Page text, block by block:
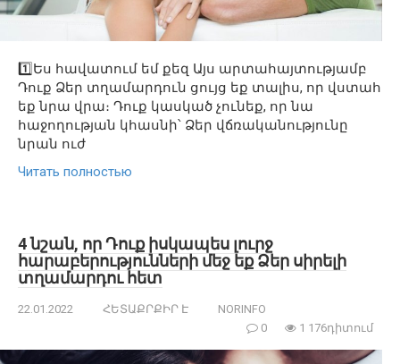
1️⃣Ես հավատում եմ քեզ Այս արտահայտությամբ
Դուք Ձեր տղամարդուն ցույց եք տալիս, որ վստահ
եք նրա վրա։ Դուք կասկած չունեք, որ նա
հաջողության կհասնի՝ Ձեր վճռականությունը
նրան ուժ
Читать полностью
4 նշան, որ Դուք իսկապես լուրջ
հարաբերությունների մեջ եք Ձեր սիրելի
տղամարդու հետ
22.01.2022 ՀԵՏԱՔՐՔԻՐ Է
NORINFO
0
1 176դիտում